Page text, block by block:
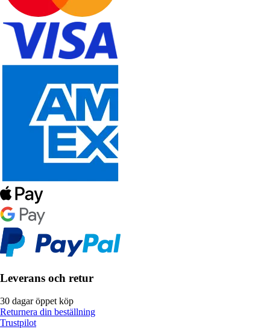
Leverans och retur
30 dagar öppet köp
Returnera din beställning
Trustpilot